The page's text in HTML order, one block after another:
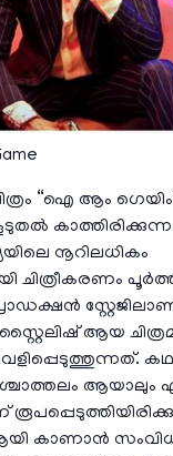
“ഐ ആം
കാത്തിരിക്കുന്ന
നൂറിലധികം
ചിത്രീകരണം
സ്റ്റൈലിഷ് ആയ
പശ്ചാത്തലം
കാണാൻ